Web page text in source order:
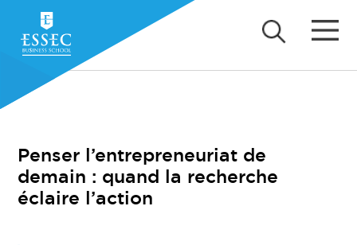
Penser l’entrepreneuriat de
demain : quand la recherche
éclaire l’action